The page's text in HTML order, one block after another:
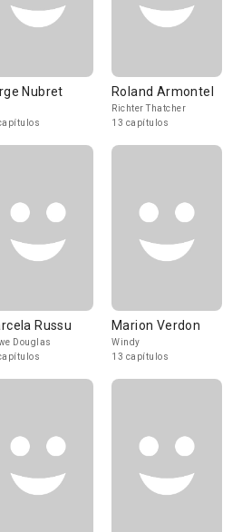
Nubret Roland Armontel
Richter Thatcher
13 capítulos
Russu
Douglas
Marion Verdon
Windy
13 capítulos